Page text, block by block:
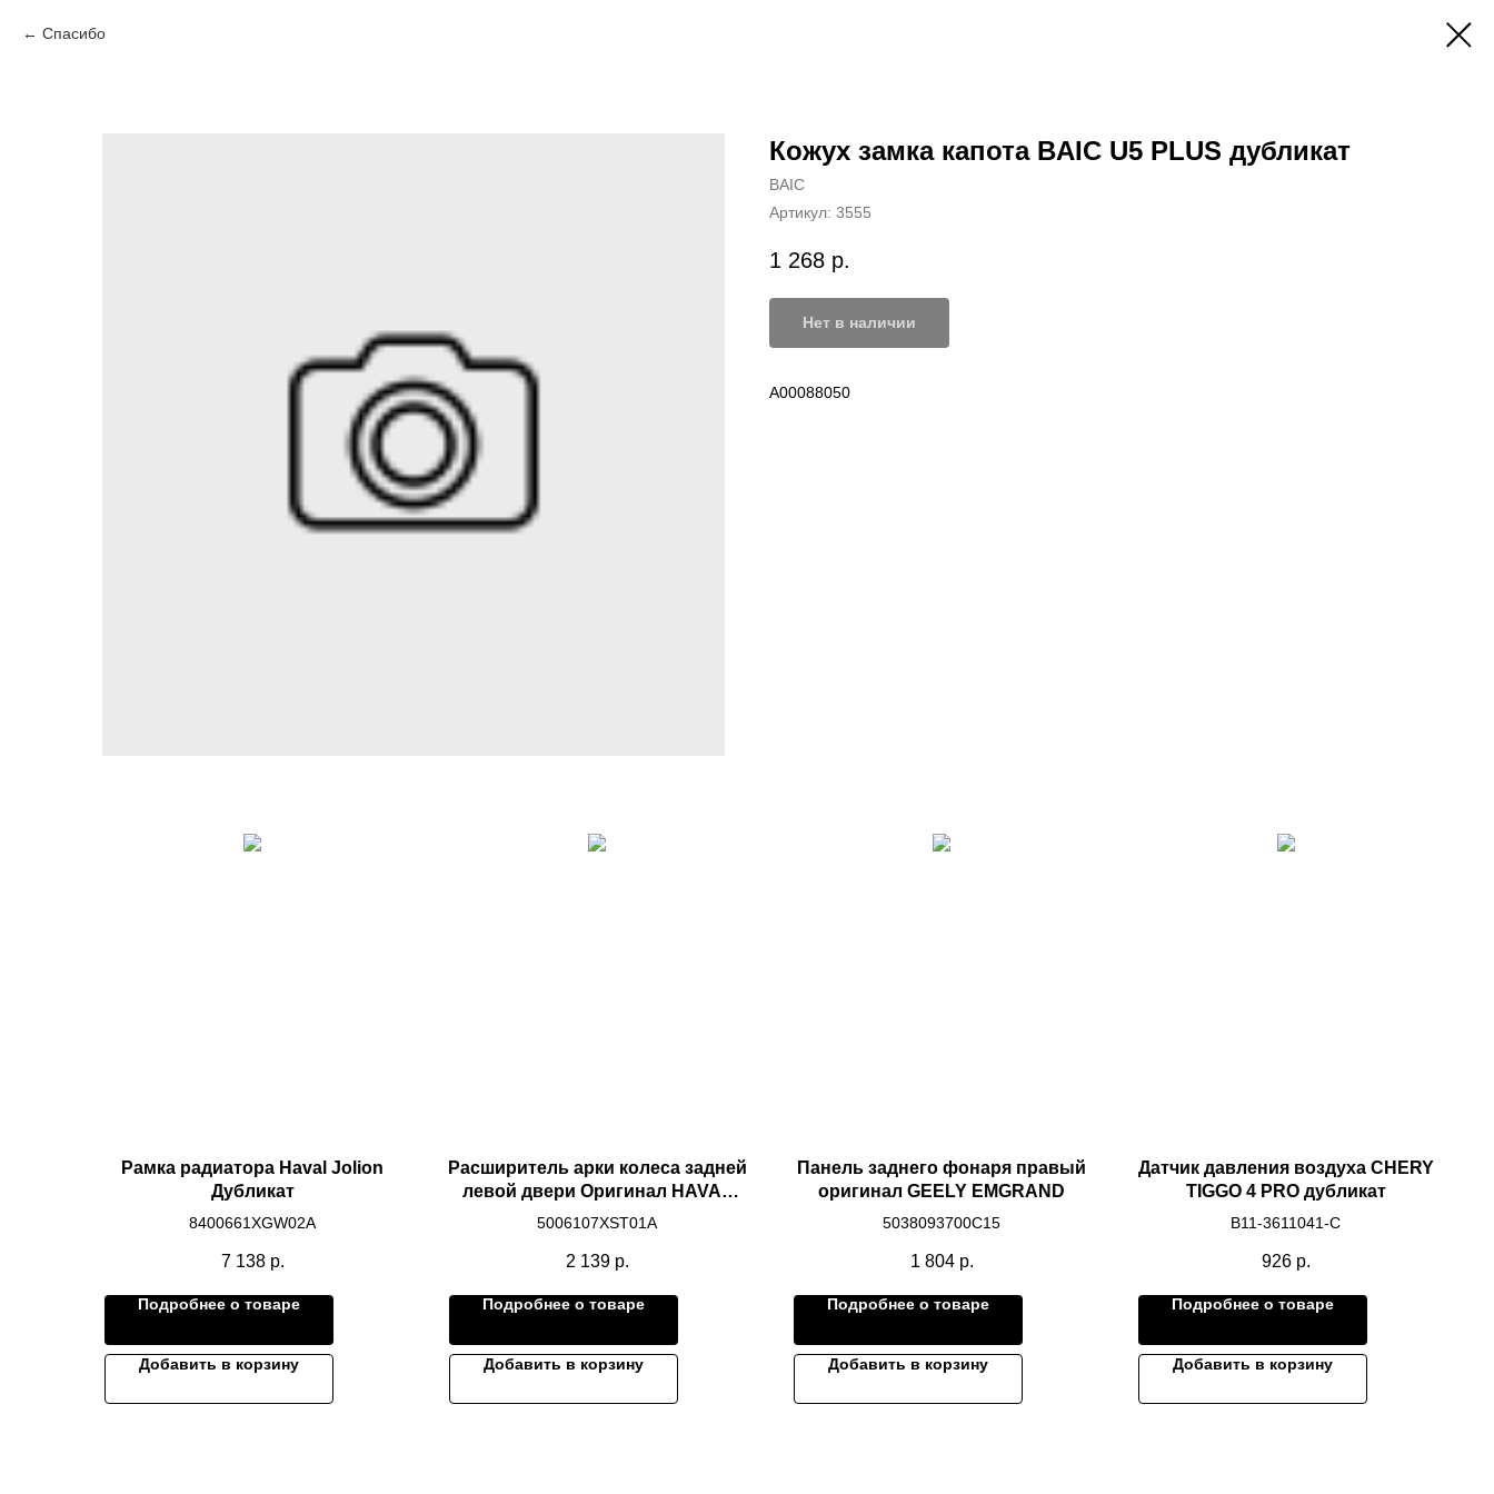
Спасибо
Кожух замка капота BAIC U5 PLUS дубликат
BAIC
Артикул: 3555
1 268 р.
Нет в наличии
A00088050
Рамка радиатора Haval Jolion
Дубликат
8400661XGW02A
7 138 р.
Подробнее о товаре
Добавить в корзину
Расширитель арки колеса задней
левой двери Оригинал HAVAL
JOLION 2024 Рестайлинг
5006107XST01A
2 139 р.
Подробнее о товаре
Добавить в корзину
Панель заднего фонаря правый
оригинал GEELY EMGRAND
5038093700C15
1 804 р.
Подробнее о товаре
Добавить в корзину
Датчик давления воздуха CHERY
TIGGO 4 PRO дубликат
B11-3611041-C
926 р.
Подробнее о товаре
Добавить в корзину